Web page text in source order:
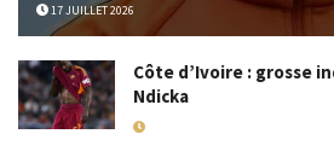
17 JUILLET 2026
Côte d’Ivoire : grosse
Ndicka